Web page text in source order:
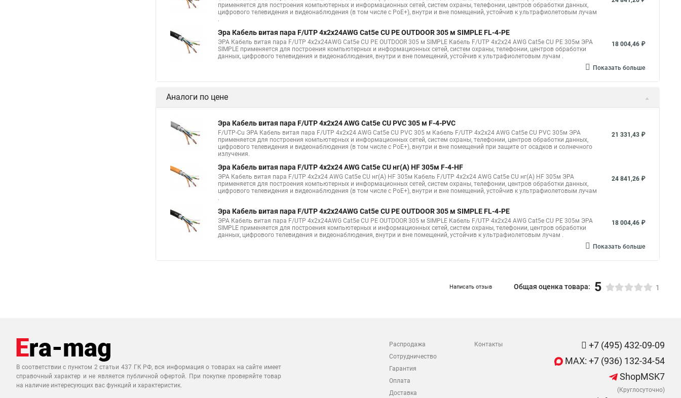
применяется для построения компьютерных и информационных сетей, систем охраны, телефонии, центров обработки данных,
цифрового телевидения и видеонаблюдения (в том числе с PoE+), внутри и вне помещений, устойчив к ультрафиолетовым лучам
.
Эра Кабель витая пара F/UTP 4x2x24AWG Cat5e CU PE OUTDOOR 305 м SIMPLE FL-4-PE
ЭРА Кабель витая пара F/UTP 4x2x24AWG Cat5e CU PE OUTDOOR 305 м SIMPLE Кабель F/UTP 4x2x24 AWG Cat5e CU PE 305м ЭРА
SIMPLE применяется для построения компьютерных и информационных сетей, систем охраны, телефонии, центров обработки
данных, цифрового телевидения и видеонаблюдения, внутри и вне помещений, устойчив к ультрафиолетовым лучам .
18 004,46 ₽
Показать больше
Аналоги по цене
Эра Кабель витая пара F/UTP 4x2x24 AWG Cat5e CU PVC 305 м F-4-PVC
F/UTP-Cu ЭРА Кабель витая пара F/UTP 4x2x24 AWG Cat5e CU PVC 305 м Кабель F/UTP 4x2x24 AWG Cat5e CU PVC 305м ЭРА
применяется для построения компьютерных и информационных сетей, систем охраны, телефонии, центров обработки данных,
цифрового телевидения и видеонаблюдения (в том числе с PoE+), внутри и вне помещений при защите от осадков и солнечного
излучения.
21 331,43 ₽
Эра Кабель витая пара F/UTP 4x2x24 AWG Cat5e CU нг(А) HF 305м F-4-HF
ЭРА Кабель витая пара F/UTP 4x2x24 AWG Cat5e CU нг(А) HF 305м Кабель F/UTP 4x2x24 AWG Cat5e CU нг(А) HF 305м ЭРА
применяется для построения компьютерных и информационных сетей, систем охраны, телефонии, центров обработки данных,
цифрового телевидения и видеонаблюдения (в том числе с PoE+), внутри и вне помещений, устойчив к ультрафиолетовым лучам
.
24 841,26 ₽
Эра Кабель витая пара F/UTP 4x2x24AWG Cat5e CU PE OUTDOOR 305 м SIMPLE FL-4-PE
ЭРА Кабель витая пара F/UTP 4x2x24AWG Cat5e CU PE OUTDOOR 305 м SIMPLE Кабель F/UTP 4x2x24 AWG Cat5e CU PE 305м ЭРА
SIMPLE применяется для построения компьютерных и информационных сетей, систем охраны, телефонии, центров обработки
данных, цифрового телевидения и видеонаблюдения, внутри и вне помещений, устойчив к ультрафиолетовым лучам .
18 004,46 ₽
Показать больше
Написать отзыв Общая оценка товара: 5 1
В соответствии с пунктом 2 статьи 437 ГК РФ, вся информация о товарах на сайте имеет
справочный характер и не является публичной офертой. При покупке проверяйте товар
на наличие интересующих вас функций и характеристик.
Распродажа
Сотрудничество
Гарантия
Оплата
Доставка
Контакты
+7 (495) 432-09-09
MAX: +7 (936) 132-34-54
ShopMSK7
(Круглосуточно)